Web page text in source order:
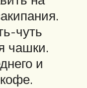
чуть
чашки.
и